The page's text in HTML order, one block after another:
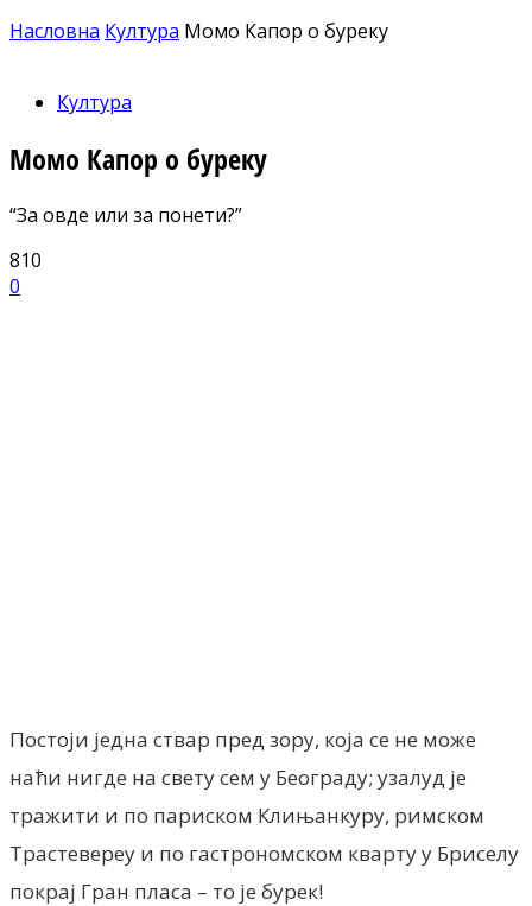
Насловна Култура Момо Капор о буреку
Култура
Момо Капор о буреку
“За овде или за понети?”
810
0
Постоји једна ствар пред зору, која се не може
наћи нигде на свету сем у Београду; узалуд је
тражити и по париском Клињанкуру, римском
Трастевереу и по гастрономском кварту у Бриселу
покрај Гран пласа – то је бурек!